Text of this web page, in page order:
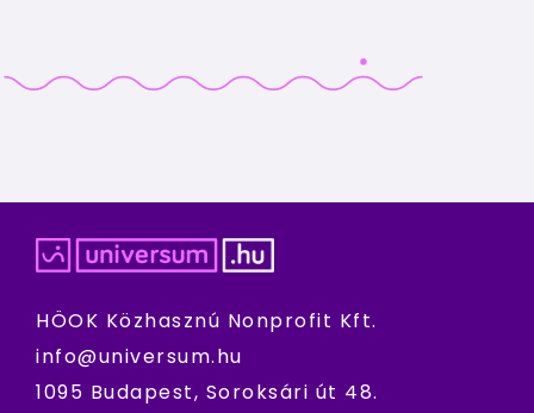
HÖOK Közhasznú Nonprofit Kft.
info@universum.hu
1095 Budapest, Soroksári út 48.